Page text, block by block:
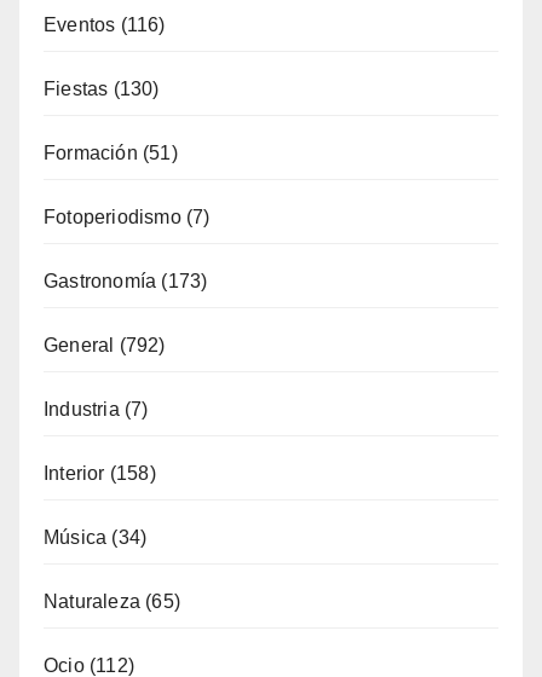
Eventos (116)
Fiestas (130)
Formación (51)
Fotoperiodismo(7)
Gastronomía (173)
General (792)
Industria (7)
Interior (158)
Música (34)
Naturaleza (65)
Ocio(112)